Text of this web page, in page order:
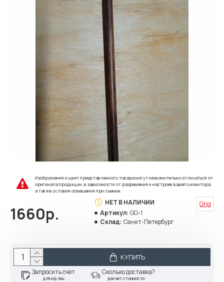
Изображения и цвет представленного товара могут незначительно отличаться от
оригинала продукции, в зависимости от разрешения и настроек вашего монитора,
а также условий освещения при съемке.
1660р.
НЕТ В НАЛИЧИИ
Артикул: GG-1
Склад: Санкт-Петербург
Grig
КУПИТЬ
Запросить счет
для юр.лиц
Сколько доставка?
расчет стоимости